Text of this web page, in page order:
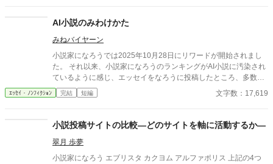
AI小説のみわけかた
みねバイヤーン
小説家になろうでは2025年10月28日にリワードが開始されまし
た。 それ以来、小説家になろうのランキングがAI小説に汚染され
ているように感じ、エッセイをなろうに投稿したところ、多数の
反響をいただきました。 なろう民のノウハウを結集した、AI小説
のみわけかたです。 いただいたノウハウは随時更新中です。 アル
けかたなどコメントいただけるとありがたいです。 なお、いただ
いたノウハウは本文に追記し、他サイトにも掲載します。本文に
記載しないでほしい方は、コメント欄にその旨あわせて明記して
ください。
ｴｯｾｲ・ﾉﾝﾌｨｸｼｮﾝ 完結 短編 文字数：17,619
小説投稿サイトの比較―どのサイトを軸に活動するか―
翠月 歩夢
小説家になろう エブリスタ カクヨム アルファポリス 上記の4つ